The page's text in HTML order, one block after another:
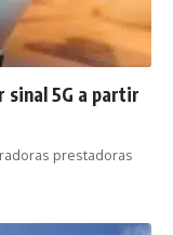
sinal 5G a partir
prestadoras